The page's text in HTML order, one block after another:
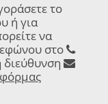
το
ή για
να
στο
φόρμας